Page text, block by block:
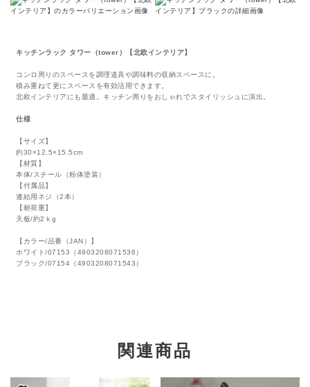
キッチンラック タワー（tower）【北欧インテリア】
コンロ周りのスペースを調理道具や調味料の収納スペースに
積み重ねて更にスペースを有効活用できます。
北欧インテリアにも最適。キッチン周りをおしゃれでスタイリッシュに演出。
仕様
【サイズ】
約30×12.5×15.5cm
【材質】
本体/スチール（粉体塗装）
【付属品】
連結用ネジ（2本）
【耐荷重】
天板/約2ｋg
【カラー/品番（JAN）】
ホワイト/07153（4903208071536）
ブラック/07154（4903208071543）
関連商品